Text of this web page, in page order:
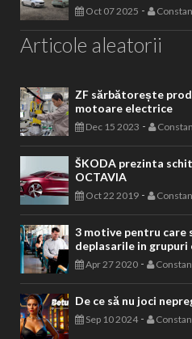
Oct 07 2025 -
Articole aleatorii
ZF sărbătorește
motoare electrice
Dec 15 2023 -
ŠKODA prezinta
OCTAVIA
Oct 22 2019 -
3 motive pentru care
deplasarile in
Apr 27 2020 -
De ce să nu joci
Sep 10 2024-